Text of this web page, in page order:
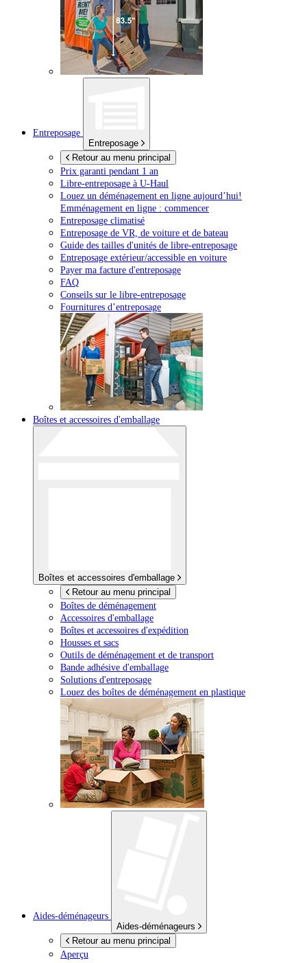
Entreposage
Entreposage
Retour au menu principal
Prix garanti pendant 1 an
Libre-entreposage à U-Haul
Louez un déménagement en ligne aujourd’hui!
Emménagement en ligne : commencer
Entreposage climatisé
Entreposage de VR, de voiture et de bateau
Guide des tailles d'unités de libre-entreposage
Entreposage extérieur/accessible en voiture
Payer ma facture d'entreposage
FAQ
Conseils sur le libre-entreposage
Fournitures d’entreposage
Boîtes et accessoires d'emballage
Boîtes et accessoires d'emballage
Retour au menu principal
Boîtes de déménagement
Accessoires d'emballage
Boîtes et accessoires d'expédition
Housses et sacs
Outils de déménagement et de transport
Bande adhésive d'emballage
Solutions d'entreposage
Louez des boîtes de déménagement en plastique
Aides-déménageurs
Aides-déménageurs
Retour au menu principal
Aperçu